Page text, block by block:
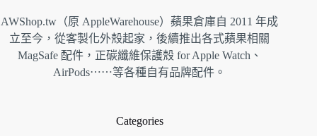
AWShop.tw（原 AppleWarehouse）蘋果倉庫自 2011 年成
立至今，從客製化外殼起家，後續推出各式蘋果相關
MagSafe 配件，正碳纖維保護殼 for Apple Watch、
AirPods⋯⋯等各種自有品牌配件。
Categories